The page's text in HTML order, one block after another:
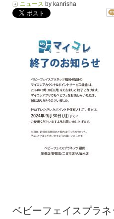
ニュース by kanrisha
ベビーフェイスプラ